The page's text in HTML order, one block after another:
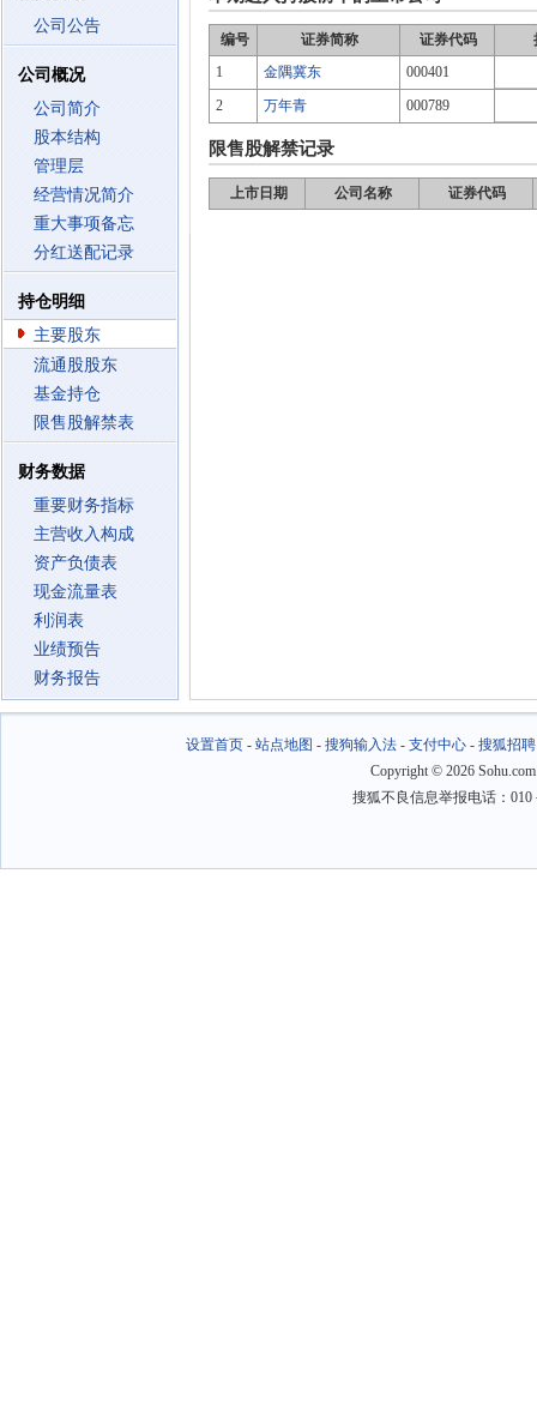
公司公告
公司概况
公司简介
股本结构
管理层
经营情况简介
重大事项备忘
分红送配记录
持仓明细
主要股东
流通股股东
基金持仓
限售股解禁表
财务数据
重要财务指标
主营收入构成
资产负债表
现金流量表
利润表
业绩预告
财务报告
编号 证券简称 证券代码
1
金隅冀东
000401
2
万年青 000789
限售股解禁记录
上市日期 公司名称 证券代码
设置首页- 站点地图 - 搜狗输入法- 支付中心- 搜狐招聘
Copyright © 2026
搜狐不良信息举报电话：010